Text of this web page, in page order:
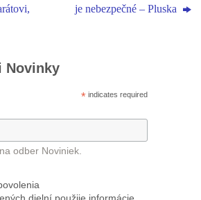
je nebezpečné – Pluska
Novinky
* indicates required
odber Noviniek.